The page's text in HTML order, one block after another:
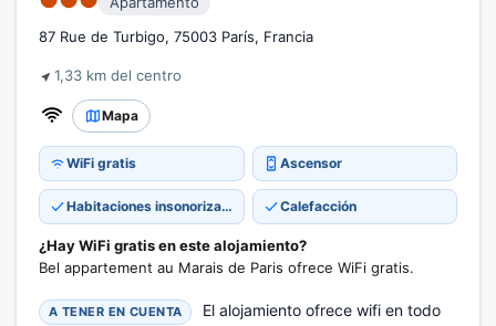
87 Rue de Turbigo, 75003 París, Francia
1,33 km del centro
Mapa
WiFi gratis Ascensor
Habitaciones insonorizadas Calefacción
¿Hay WiFi gratis en este alojamiento?
Bel appartement au Marais de Paris ofrece WiFi gratis.
A TENER EN CUENTA
El alojamiento ofrece wifi en todo